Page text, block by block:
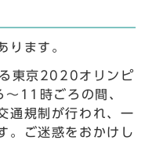
ります。
東京2020オリンピ
～11時ごろの間、
通規制が行われ、一
。ご迷惑をおかけし